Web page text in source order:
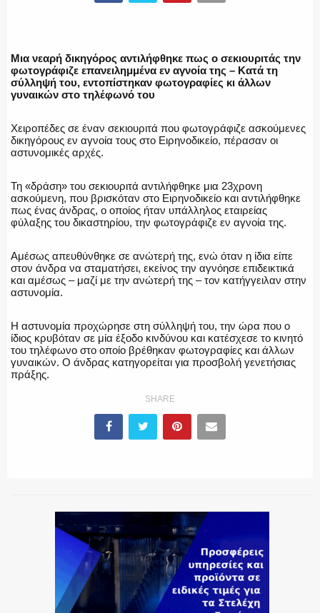
ΕΛΛΗΝΙΚΗ ΑΣΤΥΝΟΜΙΑ
ΠΥΡΟΣΒΕΣΤΙΚΗ
ΛΙΜΕΝΙΚΟ
ΕΝΟΠΛΕΣ ΔΥΝΑΜΕΙΣ
ΕΚΑΒ
ΑΣΤΥΝΟΜΙΚΟ ΡΕΠΟΡΤΑΖ
ΟΠΛΑ/ΕΞΟΠΛΙΣΜΟΣ
Μια νεαρή δικηγόρος αντιλήφθηκε πως ο σεκιουριτάς την
φωτογράφιζε επανειλημμένα εν αγνοία της – Κατά τη
σύλληψή του, εντοπίστηκαν φωτογραφίες κι άλλων
γυναικών στο τηλέφωνό του
Χειροπέδες σε έναν σεκιουριτά που φωτογράφιζε ασκούμενες
δικηγόρους εν αγνοία τους στο Ειρηνοδικείο, πέρασαν οι
αστυνομικές αρχές.
Τη «δράση» του σεκιουριτά αντιλήφθηκε μια 23χρονη
ασκούμενη, που βρισκόταν στο Ειρηνοδικείο και αντιλήφθηκε
πως ένας άνδρας, ο οποίος ήταν υπάλληλος εταιρείας
φύλαξης του δικαστηρίου, την φωτογράφιζε εν αγνοία της.
Αμέσως απευθύνθηκε σε ανώτερή της, ενώ όταν η ίδια είπε
στον άνδρα να σταματήσει, εκείνος την αγνόησε επιδεικτικά
και αμέσως – μαζί με την ανώτερή της – τον κατήγγειλαν στην
αστυνομία.
Η αστυνομία προχώρησε στη σύλληψή του, την ώρα που ο
ίδιος κρυβόταν σε μία έξοδο κινδύνου και κατέσχεσε το κινητό
του τηλέφωνο στο οποίο βρέθηκαν φωτογραφίες και άλλων
γυναικών. Ο άνδρας κατηγορείται για προσβολή γενετήσιας
πράξης.
SHARE